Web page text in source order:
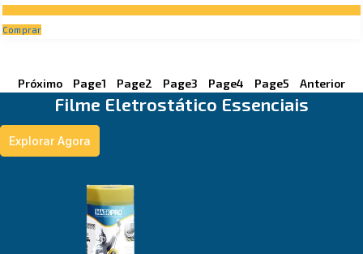
Comprar
Próximo Page1 Page2 Page3 Page4 Page5 Anterior
Filme Eletrostático Essenciais
Explorar Agora